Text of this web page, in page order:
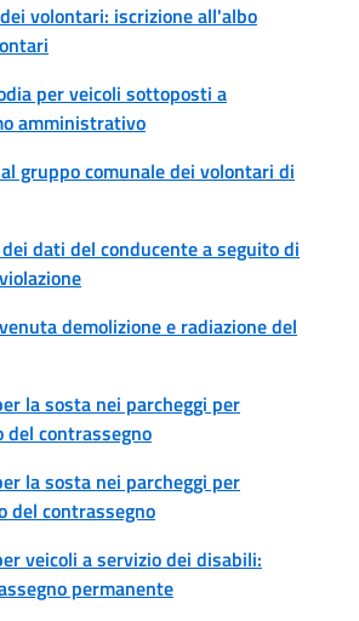
volontari: iscrizione all'albo
per veicoli sottoposti a
amministrativo
gruppo comunale dei volontari di
dati del conducente a seguito di
demolizione e radiazione del
la sosta nei parcheggi per
contrassegno
la sosta nei parcheggi per
del contrassegno
veicoli a servizio dei disabili:
permanente